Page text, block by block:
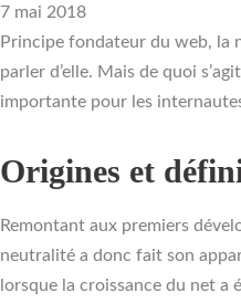
7 mai 2018
Principe fondateur du web,
parler d’elle. Mais de quoi
importante pour les
Origines et
Remontant aux premiers
neutralité a donc fait son
lorsque la croissance du net a